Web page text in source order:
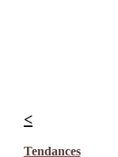
Tendances